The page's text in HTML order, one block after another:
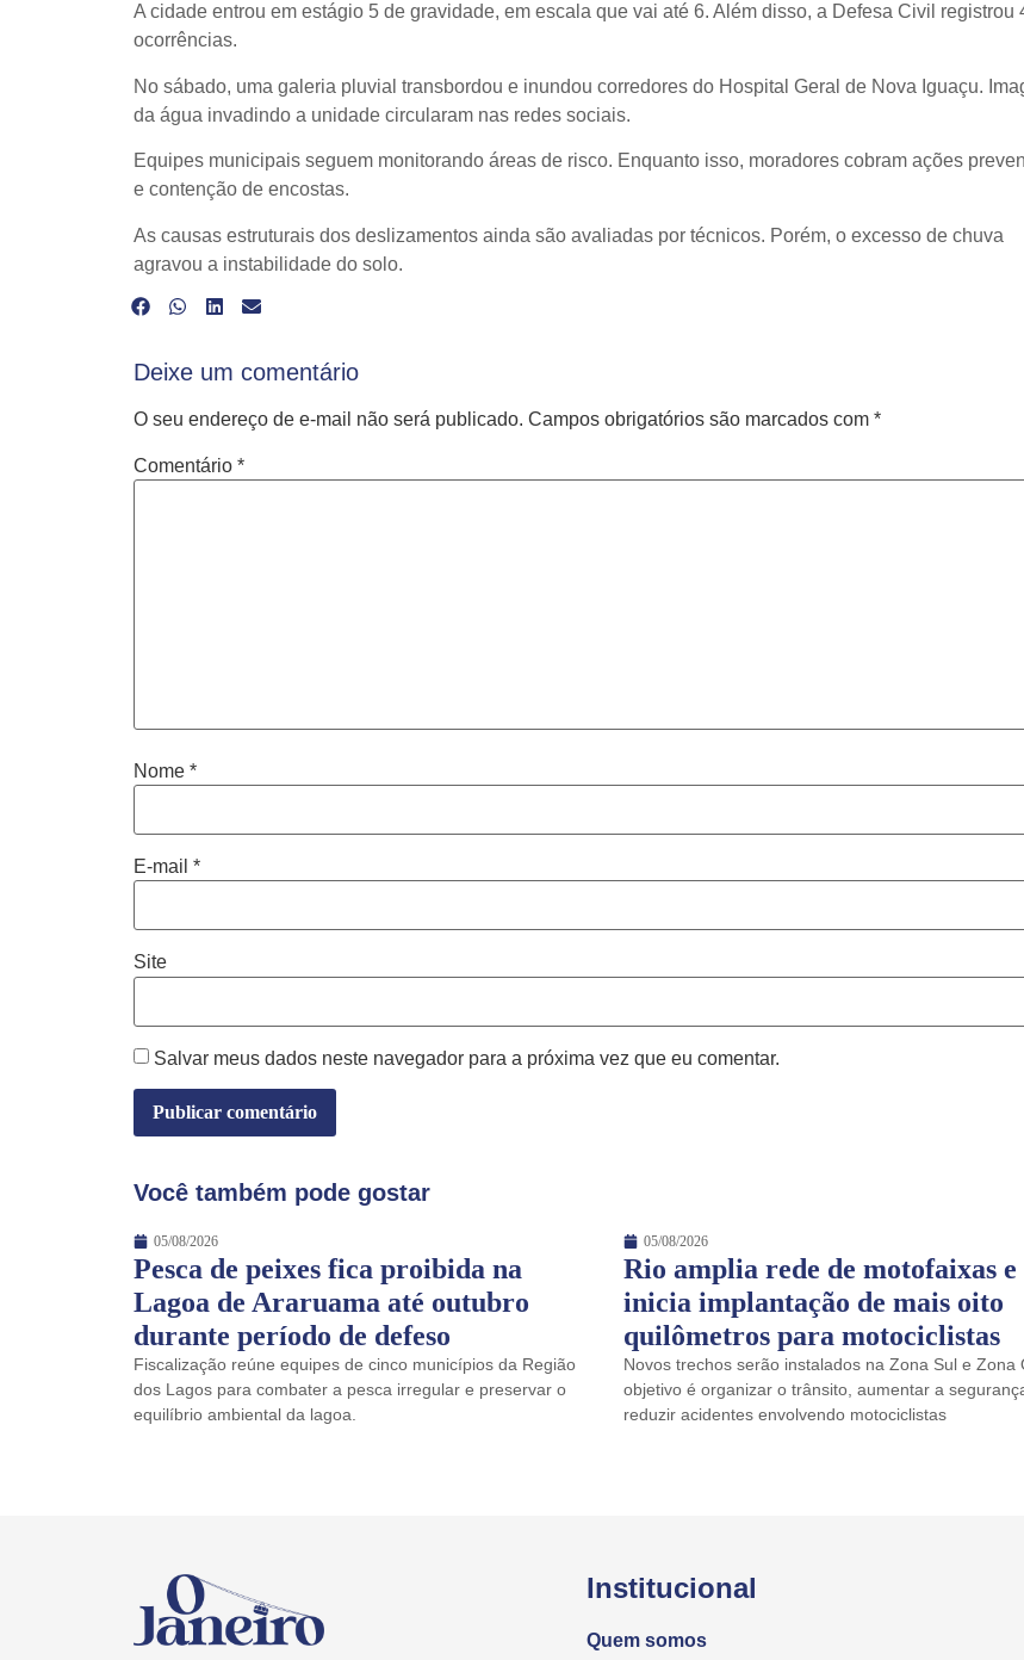
A cidade entrou em estágio 5 de gravidade, em escala que vai até 6. Além disso, a Defesa Civil registrou
ocorrências.
No sábado, uma galeria pluvial transbordou e inundou corredores do Hospital Geral de Nova Iguaçu.
da água invadindo a unidade circularam nas redes sociais.
Equipes municipais seguem monitorando áreas de risco. Enquanto isso, moradores cobram ações
e contenção de encostas.
As causas estruturais dos deslizamentos ainda são avaliadas por técnicos. Porém, o excesso de chuva
agravou a instabilidade do solo.
Deixe um comentário
O seu endereço de e-mail não será publicado. Campos obrigatórios são marcados com *
Comentário *
Nome *
E-mail *
Site
Salvar meus dados neste navegador para a próxima vez que eu comentar.
Você também pode gostar
05/08/2026
Pesca de peixes fica proibida na
Lagoa de Araruama até outubro
durante período de defeso
Fiscalização reúne equipes de cinco municípios da Região
dos Lagos para combater a pesca irregular e preservar o
equilíbrio ambiental da lagoa.
05/08/2026
Rio amplia rede de motofaixas e
inicia implantação de mais oito
quilômetros para motociclistas
Novos trechos serão instalados na Zona Sul e Zona
objetivo é organizar o trânsito, aumentar a
reduzir acidentes envolvendo motociclistas
Institucional
Quem somos